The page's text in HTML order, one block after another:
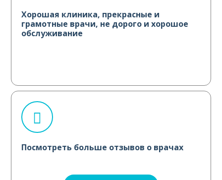
Хорошая клиника, прекрасные и
грамотные врачи, не дорого и хорошое
обслуживание
Посмотреть больше отзывов о врачах